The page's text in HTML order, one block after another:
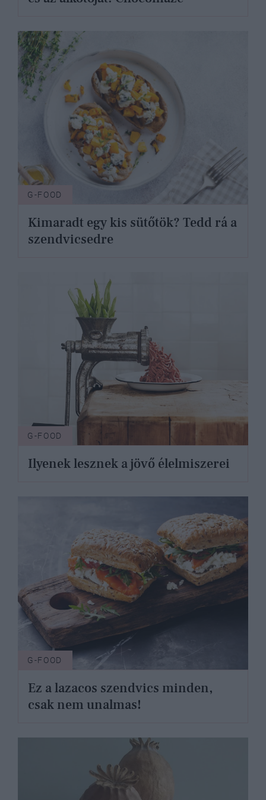
G-FOOD
Kimaradt egy kis sütőtök? Tedd rá a
szendvicsedre
G-FOOD
Ilyenek lesznek a jövő élelmiszerei
G-FOOD
Ez a lazacos szendvics minden,
csak nem unalmas!